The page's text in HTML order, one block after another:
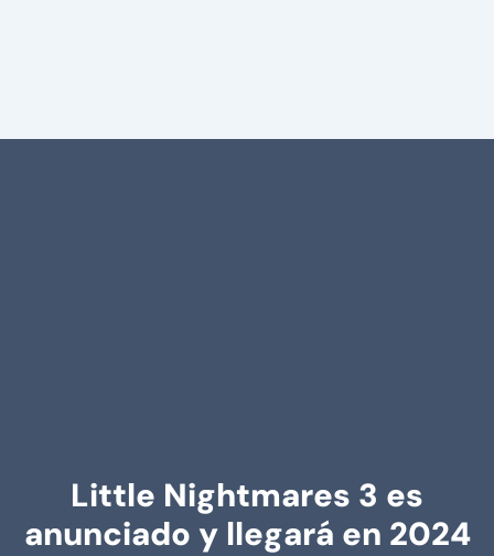
Little Nightmares 3 es
anunciado y llegará en 2024